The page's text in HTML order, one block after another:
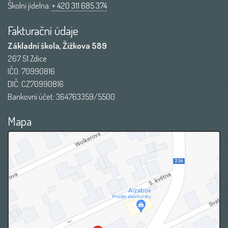
Školní jídelna:+ 420 311 685 374
Fakturační údaje
Základní škola, Žižkova 589
267 51 Zdice
IČO: 70990816
DIČ: CZ70990816
Bankovní účet: 364763359/5500
Mapa